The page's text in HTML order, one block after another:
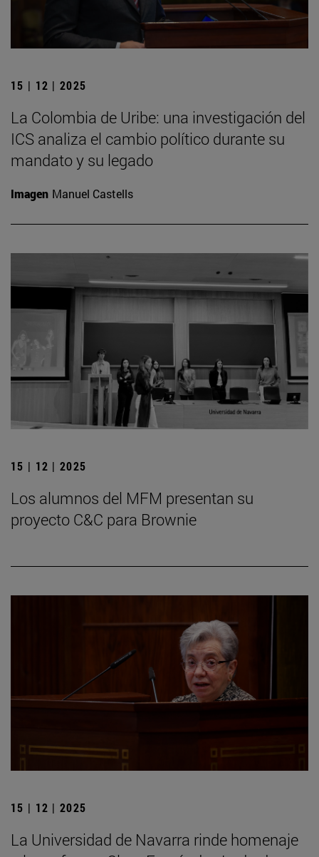
15 | 12 | 2025
La Colombia de Uribe: una investigación del
ICS analiza el cambio político durante su
mandato y su legado
Imagen Manuel Castells
15 | 12 | 2025
Los alumnos del MFM presentan su
proyecto C&C para Brownie
15 | 12 | 2025
La Universidad de Navarra rinde homenaje